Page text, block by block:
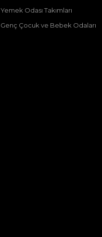
Yemek Odası Takımları
Genç Çocuk ve Bebek Odaları